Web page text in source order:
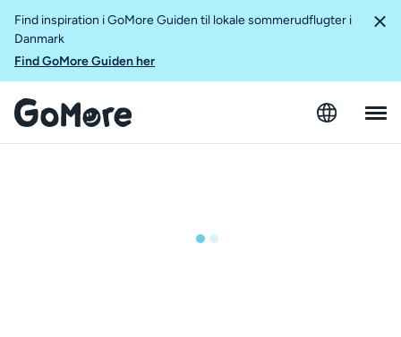
Find inspiration i GoMore Guiden til lokale sommerudflugter i
Danmark
Find GoMore Guiden her